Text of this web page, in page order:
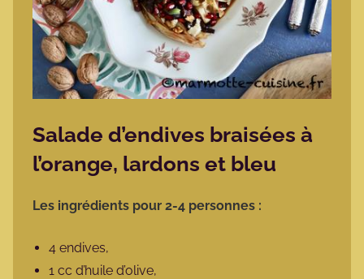
Salade d’endives braisées à
l’orange, lardons et bleu
Les ingrédients pour 2-4 personnes :
4 endives,
1 cc d’huile d’olive,